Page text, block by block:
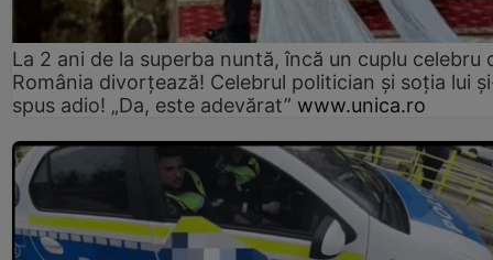
La 2 ani de la superba nuntă, încă un cuplu celebru
România divorțează! Celebrul politician și soția lui
spus adio! „Da, este adevărat” www.unica.ro